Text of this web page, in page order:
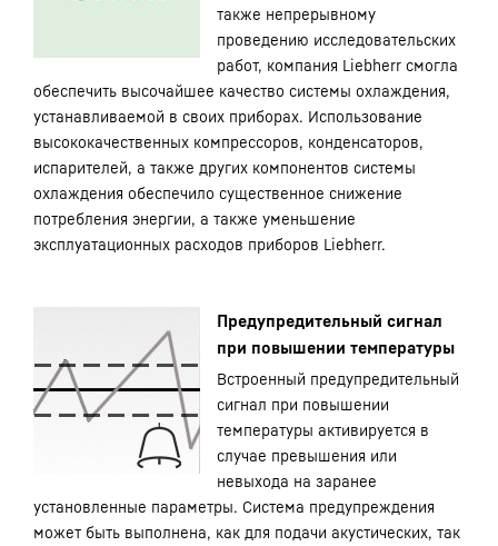
также непрерывному
проведению исследовательских
работ, компания Liebherr смогла
обеспечить высочайшее качество системы охлаждения,
устанавливаемой в своих приборах. Использование
высококачественных компрессоров, конденсаторов,
испарителей, а также других компонентов системы
охлаждения обеспечило существенное снижение
потребления энергии, а также уменьшение
эксплуатационных расходов приборов Liebherr.
Предупредительный сигнал
при повышении температуры
Встроенный предупредительный
сигнал при повышении
температуры активируется в
случае превышения или
невыхода на заранее
установленные параметры. Система предупреждения
может быть выполнена, как для подачи акустических, так